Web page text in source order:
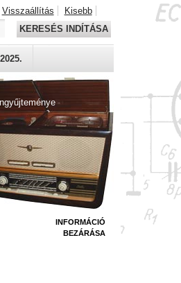
Visszaállítás
Kisebb
KERESÉS INDÍTÁSA
INFORMÁCIÓ
BEZÁRÁSA